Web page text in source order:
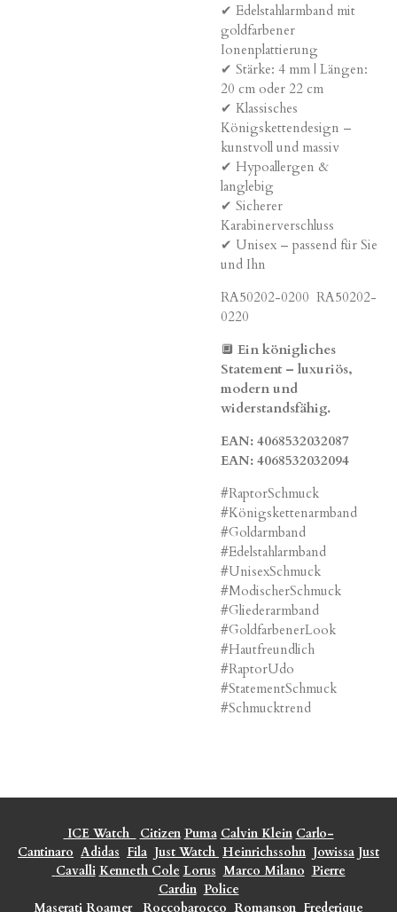
✔ Edelstahlarmband mit
goldfarbener
Ionenplattierung
✔ Stärke: 4 mm | Längen:
20 cm oder 22 cm
✔ Klassisches
Königskettendesign –
kunstvoll und massiv
✔ Hypoallergen &
langlebig
✔ Sicherer
Karabinerverschluss
✔ Unisex – passend für Sie
und Ihn
RA50202-0200 RA50202-
0220
🔲 Ein königliches
Statement – luxuriös,
modern und
widerstandsfähig.
EAN: 4068532032087
EAN: 4068532032094
#RaptorSchmuck
#Königskettenarmband
#Goldarmband
#Edelstahlarmband
#UnisexSchmuck
#ModischerSchmuck
#Gliederarmband
#GoldfarbenerLook
#Hautfreundlich
#RaptorUdo
#StatementSchmuck
#Schmucktrend
ICE Watch Citizen Puma Calvin Klein Carlo-
Cantinaro Adidas Fila Just Watch Heinrichssohn Jowissa Just
Cavalli Kenneth Cole Lorus Marco Milano Pierre
Cardin Police
Maserati Roamer Roccobarocco Romanson Frederique